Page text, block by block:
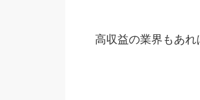
高収益の業界もあれ